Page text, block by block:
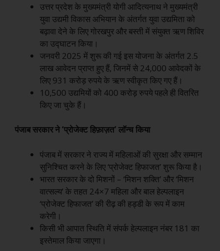
उत्तर प्रदेश के मुख्यमंत्री योगी आदित्यनाथ ने मुख्यमंत्री
युवा उद्यमी विकास अभियान के अंतर्गत युवा उद्यमिता को
बढ़ावा देने के लिए गोरखपुर और बस्ती में संयुक्त ऋण शिविर
का उद्घाटन किया।
जनवरी 2025 में शुरू की गई इस योजना के अंतर्गत 2.5
लाख आवेदन प्राप्त हुए हैं, जिनमें से 24,000 आवेदकों के
लिए 931 करोड़ रुपये के ऋण स्वीकृत किए गए हैं।
10,500 उद्यमियों को 400 करोड़ रुपये पहले ही वितरित
किए जा चुके हैं।
पंजाब सरकार ने ‘प्रोजेक्ट हिफ़ाज़त’ लॉन्च किया
पंजाब में सरकार ने राज्य में महिलाओं की सुरक्षा और सम्मान
सुनिश्चित करने के लिए ‘प्रोजेक्ट हिफाजत’ शुरू किया है।
भारत सरकार के दो मिशनों – ‘मिशन शक्ति’ और ‘मिशन
वात्सल्य’ के तहत 24×7 महिला और बाल हेल्पलाइन
‘प्रोजेक्ट हिफाजत’ की रीढ़ की हड्डी के रूप में काम
करेगी।
किसी भी आपात स्थिति में संपर्क हेल्पलाइन नंबर 181 का
इस्तेमाल किया जाएगा।